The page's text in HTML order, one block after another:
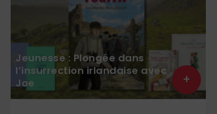
Jeunesse : Plongée dans
l’insurrection irlandaise avec
Joe
+